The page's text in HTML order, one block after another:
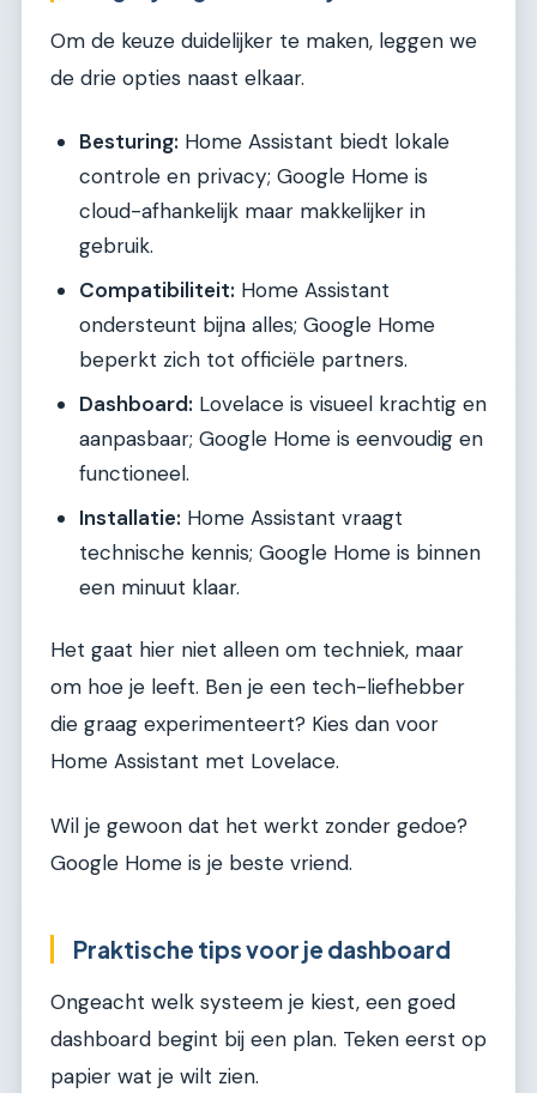
Om de keuze duidelijker te maken, leggen we
de drie opties naast elkaar.
Besturing: Home Assistant biedt lokale
controle en privacy; Google Home is
cloud-afhankelijk maar makkelijker in
gebruik.
Compatibiliteit: Home Assistant
ondersteunt bijna alles; Google Home
beperkt zich tot officiële partners.
Dashboard: Lovelace is visueel krachtig en
aanpasbaar; Google Home is eenvoudig en
functioneel.
Installatie: Home Assistant vraagt
technische kennis; Google Home is binnen
een minuut klaar.
Het gaat hier niet alleen om techniek, maar
om hoe je leeft. Ben je een tech-liefhebber
die graag experimenteert? Kies dan voor
Home Assistant met Lovelace.
Wil je gewoon dat het werkt zonder gedoe?
Google Home is je beste vriend.
Praktische tips voor je dashboard
Ongeacht welk systeem je kiest, een goed
dashboard begint bij een plan. Teken eerst op
papier wat je wilt zien.